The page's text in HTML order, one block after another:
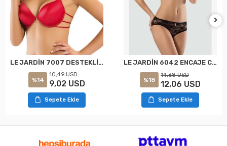
LE JARDİN 7007 DESTEKLİ DOLGULU BİYELİ ARKASI DEKOLTELİ SÜTYEN KIRMIZI
%14
10,49 USD
9,02 USD
Sepete Ekle
LE JARDİN 6042 ENCAJE CUBIERTO CONJUNTO DE SUJETADOR NEGRO
%18
14,68 USD
12,06 USD
Sepete Ekle